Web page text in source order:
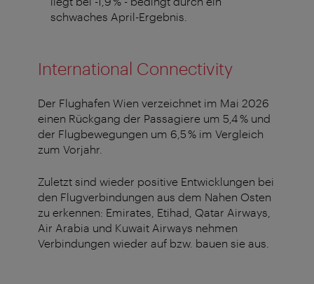
schwaches April-Ergebnis.
International Connectivity
Der Flughafen Wien verzeichnet im Mai 2026
einen Rückgang der Passagiere um 5,4 % und
der Flugbewegungen um 6,5 % im Vergleich
zum Vorjahr.
Zuletzt sind wieder positive Entwicklungen bei
den Flugverbindungen aus dem Nahen Osten
zu erkennen: Emirates, Etihad, Qatar Airways,
Air Arabia und Kuwait Airways nehmen
Verbindungen wieder auf bzw. bauen sie aus.